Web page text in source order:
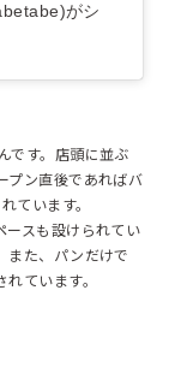
がシェアした
です。店頭に並ぶ
プン直後であればバ
ています。
ースも設けられてい
また、パンだけで
ています。